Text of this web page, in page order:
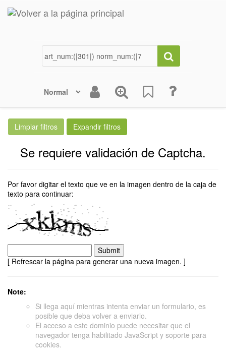
Se requiere validación de Captcha.
Por favor digitar el texto que ve en la imagen dentro de la caja de
texto para continuar:
[ Refrescar la página para generar una nueva imagen. ]
Note:
Si llega aquí mientras intenta enviar un formulario, es
posible que deba volver a enviarlo.
El acceso a este dominio puede necesitar que el
navegador tenga habilitado JavaScript y soporte para
cookies.